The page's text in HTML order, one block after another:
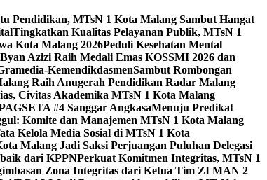
Pendidikan, MTsN 1 Kota Malang Sambut Hangat
Tingkatkan Kualitas Pelayanan Publik, MTsN 1
Kota Malang 2026Peduli Kesehatan Mental
Azizi Raih Medali Emas KOSSMI 2026 dan
KemendikdasmenSambut Rombongan
Raih Anugerah Pendidikan Radar Malang
Civitas Akademika MTsN 1 Kota Malang
#4 Sanggar AngkasaMenuju Predikat
Komite dan Manajemen MTsN 1 Kota Malang
Kelola Media Sosial di MTsN 1 Kota
Malang Jadi Saksi Perjuangan Puluhan Delegasi
dari KPPNPerkuat Komitmen Integritas, MTsN 1
Zona Integritas dari Ketua Tim ZI MAN 2